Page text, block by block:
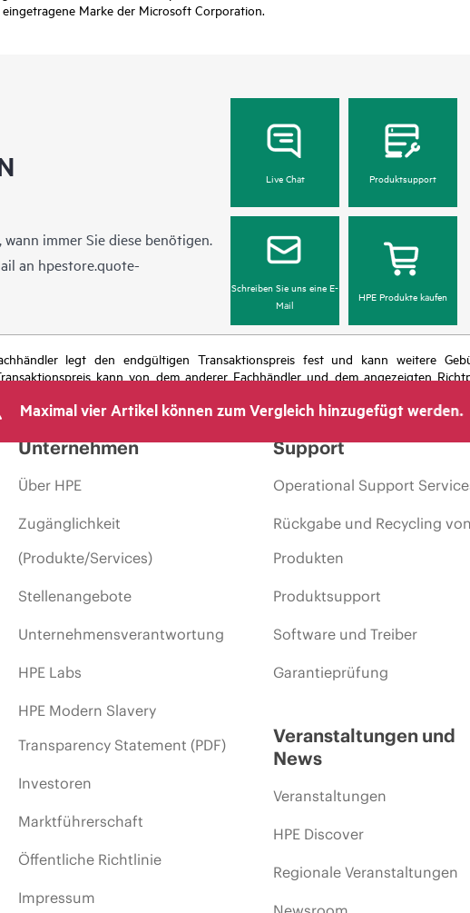
Marke der Microsoft Corporation.
immer Sie diese benötigen.
an hpestore.quote-
Live Chat Produktsupport
Schreiben Sie uns eine E-
Mail
HPE Produkte kaufen
legt den endgültigen Transaktionspreis fest und kann weitere
kann von dem anderer Fachhändler und dem angezeigten
dem Ende der Lebensdauer von Werbeaktionen und Fehlern in der Werbung.
Maximal vier Artikel können zum Vergleich hinzugefügt werden.
Unternehmen
Über HPE
Zugänglichkeit
(Produkte/Services)
Stellenangebote
Unternehmensverantwortung
HPE Labs
HPE Modern Slavery
Transparency Statement (PDF)
Investoren
Marktführerschaft
Öffentliche Richtlinie
Impressum
Support
Operational Support
Rückgabe und Recycling von
Produkten
Produktsupport
Software und Treiber
Garantieprüfung
Veranstaltungen und
News
Veranstaltungen
HPE Discover
Regionale Veranstaltungen